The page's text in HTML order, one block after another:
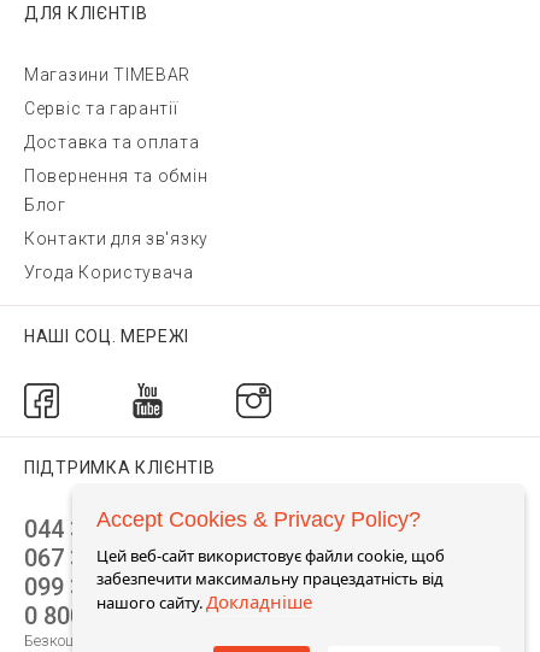
ДЛЯ КЛІЄНТІВ
Магазини TIMEBAR
Сервіс та гарантії
Доставка та оплата
Повернення та обмін
Блог
Контакти для зв'язку
Угода Користувача
НАШІ СОЦ. МЕРЕЖІ
ПІДТРИМКА КЛІЄНТІВ
044 392 44 45
067 344 14 44 (viber)
099 399 23 80
0 800 305 805
Безкоштовно по Україні
Accept Cookies & Privacy Policy?
Цей веб-сайт використовує файли cookie, щоб
забезпечити максимальну працездатність від
нашого сайту.Докладніше